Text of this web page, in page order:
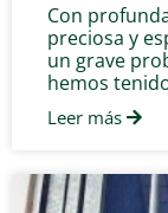
Con
preciosa y
un grave
hemos
Leer más